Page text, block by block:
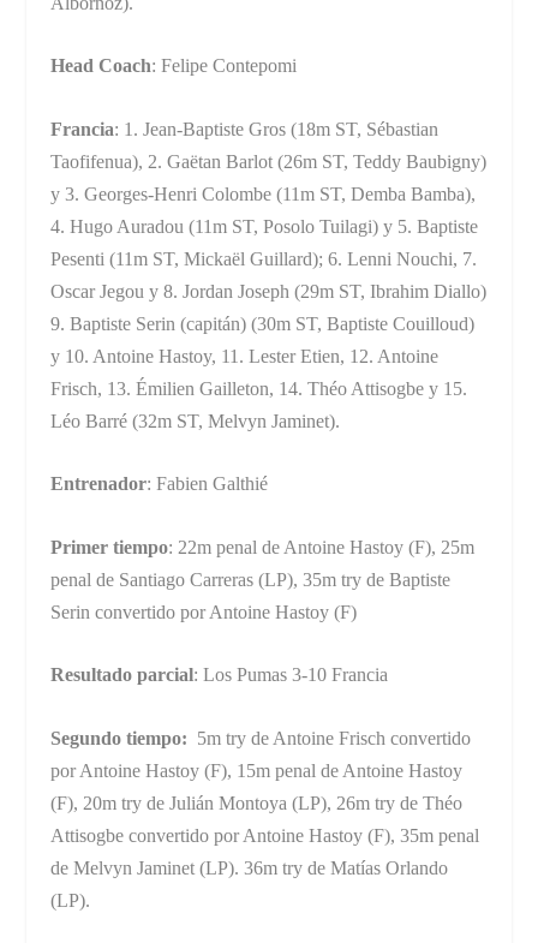
Head Coach: Felipe Contepomi
Francia: 1. Jean-Baptiste Gros (18m ST, Sébastian
Taofifenua), 2. Gaëtan Barlot (26m ST, Teddy Baubigny)
y 3. Georges-Henri Colombe (11m ST, Demba Bamba),
4. Hugo Auradou (11m ST, Posolo Tuilagi) y 5. Baptiste
Pesenti (11m ST, Mickaël Guillard); 6. Lenni Nouchi, 7.
Oscar Jegou y 8. Jordan Joseph (29m ST, Ibrahim Diallo)
9. Baptiste Serin (capitán) (30m ST, Baptiste Couilloud)
y 10. Antoine Hastoy, 11. Lester Etien, 12. Antoine
Frisch, 13. Émilien Gailleton, 14. Théo Attisogbe y 15.
Léo Barré (32m ST, Melvyn Jaminet).
Entrenador: Fabien Galthié
Primer tiempo: 22m penal de Antoine Hastoy (F), 25m
penal de Santiago Carreras (LP), 35m try de Baptiste
Serin convertido por Antoine Hastoy (F)
Resultado parcial: Los Pumas 3-10 Francia
Segundo tiempo: 5m try de Antoine Frisch convertido
por Antoine Hastoy (F), 15m penal de Antoine Hastoy
(F), 20m try de Julián Montoya (LP), 26m try de Théo
Attisogbe convertido por Antoine Hastoy (F), 35m penal
de Melvyn Jaminet (LP). 36m try de Matías Orlando
(LP).